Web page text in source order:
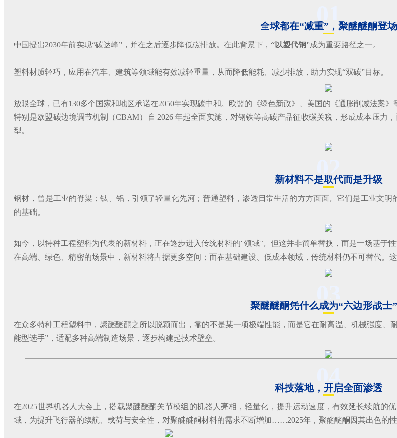
01
全球都在“减重”，聚醚醚酮登场
中国提出2030年前实现“碳达峰”，并在之后逐步降低碳排放。在此背景下， “以塑代钢”成为重要路径之一。
塑料材质轻巧，应用在汽车、建筑等领域能有效减轻重量，从而降低能耗、减少排放，助力实现“双碳”目标。
放眼全球，已有130多个国家和地区承诺在2050年实现碳中和。欧盟的《绿色新政》、美国的《通胀削减法案》
特别是欧盟碳边境调节机制（CBAM）自 2026 年起全面实施，对钢铁等高碳产品征收碳关税，形成成本压力
型。
02
新材料不是取代而是升级
钢材，曾是工业的脊梁；钛、铝，引领了轻量化先河；普通塑料，渗透日常生活的方方面面。它们是工业文
的基础。
如今，以特种工程塑料为代表的新材料，正在逐步进入传统材料的“领域”。但这并非简单替换，而是一场基于
在高端、绿色、精密的场景中，新材料将占据更多空间；而在基础建设、低成本领域，传统材料仍不可替代。
03
聚醚醚酮凭什么成为“六边形战士
在众多特种工程塑料中，聚醚醚酮之所以脱颖而出，靠的不是某一项极端性能，而是它在耐高温、机械强度、
能型选手”，适配多种高端制造场景，逐步构建起技术壁垒。
04
科技落地，开启全面渗透
在2025世界机器人大会上，搭载聚醚醚酮关节模组的机器人亮相，轻量化，提升运动速度，有效延长续航的
域，为提升飞行器的续航、载荷与安全性，对聚醚醚酮材料的需求不断增加……2025年，聚醚醚酮因其出色的